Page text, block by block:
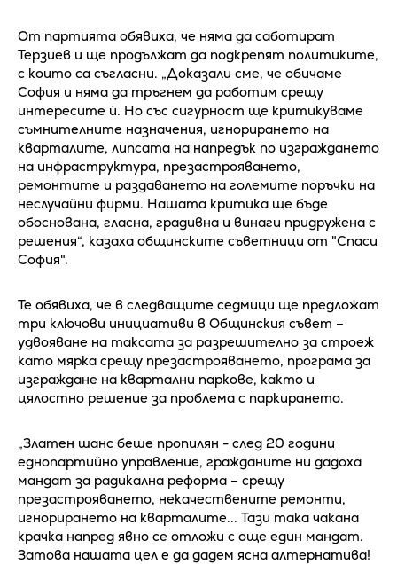
От партията обявиха, че няма да саботират
Терзиев и ще продължат да подкрепят политиките,
с които са съгласни. „Доказали сме, че обичаме
София и няма да тръгнем да работим срещу
интересите ѝ. Но със сигурност ще критикуваме
съмнителните назначения, игнорирането на
кварталите, липсата на напредък по изграждането
на инфраструктура, презастрояването,
ремонтите и раздаването на големите поръчки на
неслучайни фирми. Нашата критика ще бъде
обоснована, гласна, градивна и винаги придружена с
решения“, казаха общинските съветници от "Спаси
София".
Те обявиха, че в следващите седмици ще предложат
три ключови инициативи в Общинския съвет –
удвояване на таксата за разрешително за строеж
като мярка срещу презастрояването, програма за
изграждане на квартални паркове, както и
цялостно решение за проблема с паркирането.
„Златен шанс беше пропилян - след 20 години
еднопартийно управление, гражданите ни дадоха
мандат за радикална реформа – срещу
презастрояването, некачествените ремонти,
игнорирането на кварталите... Тази така чакана
крачка напред явно се отложи с още един мандат.
Затова нашата цел е да дадем ясна алтернатива!